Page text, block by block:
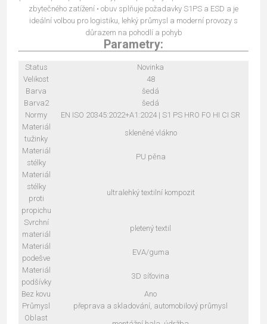
zbytečného zatížení • obuv splňuje požadavky S1PS a ESD a je
ideální volbou pro logistiku, lehký průmysl a moderní provozy s
důrazem na pohodlí a pohyb
Parametry:
Status
Novinka
Velikost
48
Barva
šedá
Barva2
šedá
Normy
EN ISO 20345:2022+A1:2024 | S1 PS HRO FO HI CI SR
Materiál
tužinky
skleněné vlákno
Materiál
stélky
PU pěna
Materiál
stélky
proti
propichu
ultralehký textilní kompozit
Svrchní
materiál
pletený textil
Materiál
podešve
EVA/guma
Materiál
podšívky
3D síťovina
Bez kovu
Ano
Průmysl
přeprava a skladování, automobilový průmysl
Oblast